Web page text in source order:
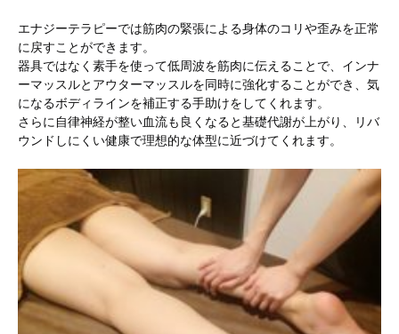
エナジーテラピーでは筋肉の緊張による身体のコリや歪みを正常
に戻すことができます。
器具ではなく素手を使って低周波を筋肉に伝えることで、インナ
ーマッスルとアウターマッスルを同時に強化することができ、気
になるボディラインを補正する手助けをしてくれます。
さらに自律神経が整い血流も良くなると基礎代謝が上がり、リバ
ウンドしにくい健康で理想的な体型に近づけてくれます。